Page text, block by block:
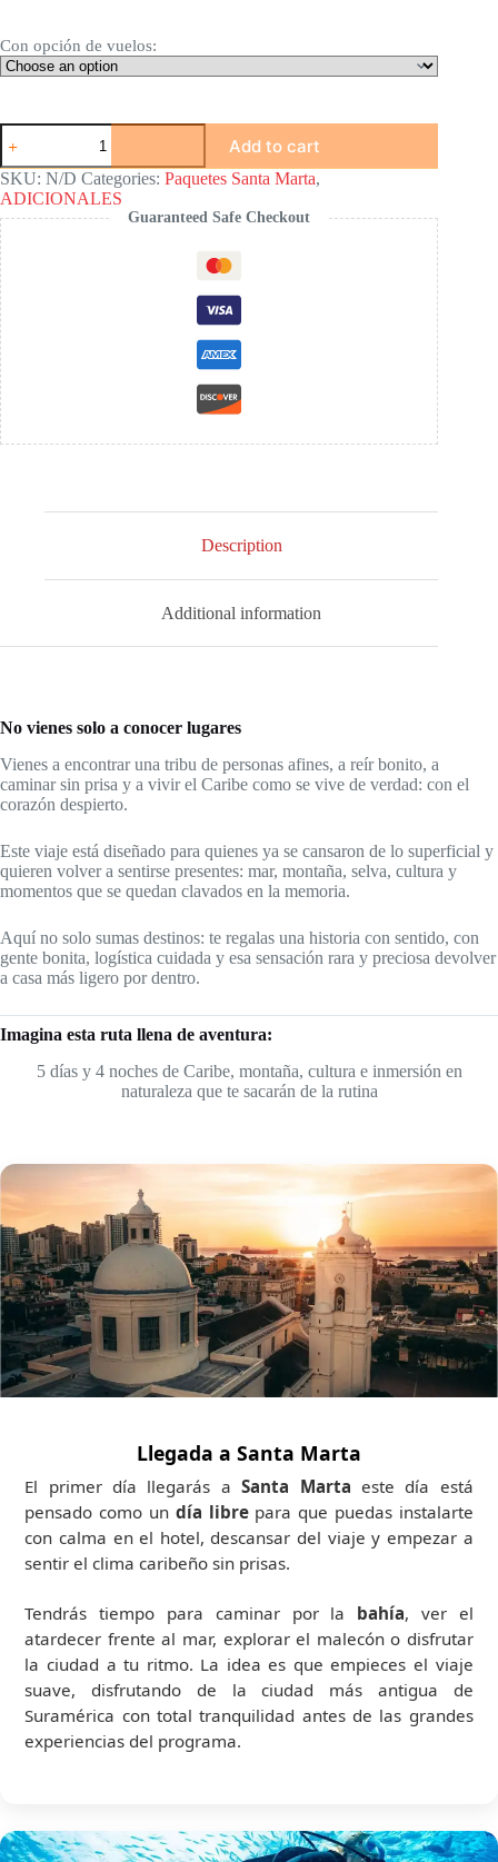
Con opción de vuelos:
Santa
Marta
Total
Experience:
Tayrona,
Minca
y
Buceo
(5D/4N)
-
Travel
Film
quantity
Add to cart
SKU: N/D Categories: Paquetes Santa Marta,
ADICIONALES
Guaranteed Safe Checkout
Description
Additional information
No vienes solo a conocer lugares
Vienes a encontrar una tribu de personas afines, a reír bonito, a
caminar sin prisa y a vivir el Caribe como se vive de verdad: con el
corazón despierto.
Este viaje está diseñado para quienes ya se cansaron de lo superficial y
quieren volver a sentirse presentes: mar, montaña, selva, cultura y
momentos que se quedan clavados en la memoria.
Aquí no solo sumas destinos: te regalas una historia con sentido, con
gente bonita, logística cuidada y esa sensación rara y preciosa devolver
a casa más ligero por dentro.
Imagina esta ruta llena de aventura:
5 días y 4 noches de Caribe, montaña, cultura e inmersión en
naturaleza que te sacarán de la rutina
Llegada a Santa Marta
El primer día llegarás aSanta Marta este día está
pensado como un día librepara que puedas instalarte
con calma en el hotel, descansar del viaje y empezar a
sentir el clima caribeño sin prisas.
Tendrás tiempo para caminar por la bahía, ver el
atardecer frente al mar, explorar el malecón o disfrutar
la ciudad a tu ritmo. La idea es que empieces el viaje
suave, disfrutando de la ciudad más antigua de
Suramérica con total tranquilidad antes de las grandes
experiencias del programa.